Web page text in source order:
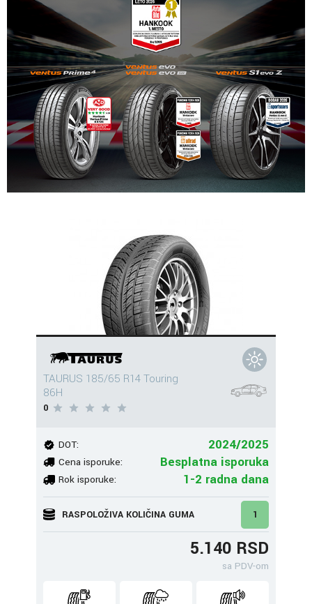
TAURUS 185/65 R14 Touring
86H
0
DOT: 2024/2025
Cena isporuke: Besplatna isporuka
Rok isporuke: 1-2 radna dana
RASPOLOŽIVA KOLIČINA GUMA 1
5.140 RSD
sa PDV-om